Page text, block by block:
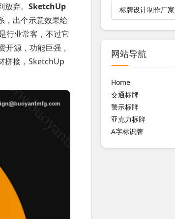
弃。 SketchUp
，出个示意效果给
行业常客，不过它
开源，功能巨强，
拼接，SketchUp
标牌设计制作厂家
网站导航
Home
交通标牌
警示标牌
亚克力标牌
A字标识牌